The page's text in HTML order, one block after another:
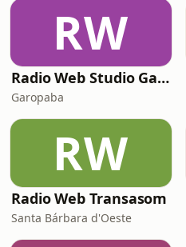
RW
Radio Web Studio Garopaba
Garopaba
RW
Radio Web Transasom
Santa Bárbara d'Oeste